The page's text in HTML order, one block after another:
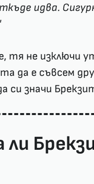
идва.
тя не изключи
да е съвсем
си значи
ли